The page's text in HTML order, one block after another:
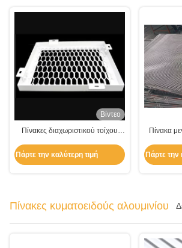
Βίντεο
Πίνακες διαχωριστικού τοίχου
Πάρτε την καλύτερη τιμή
Πίνακα
Πάρτε την
Πίνακες κυματοειδούς αλουμινίου